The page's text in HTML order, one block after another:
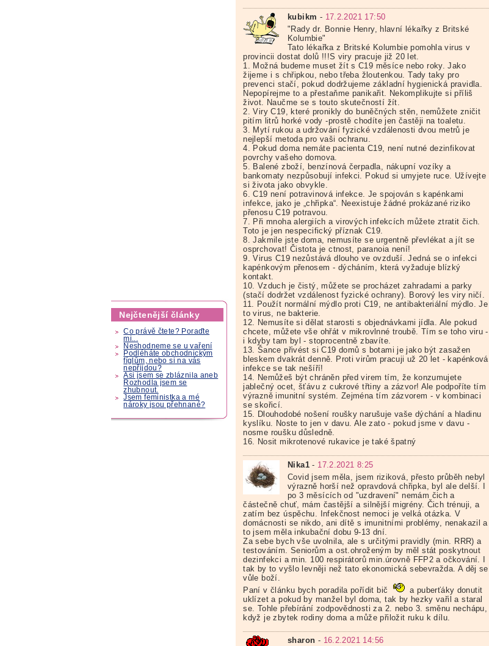
Nejčtenější články
Co právě čtete? Poraďte
mi...
Neshodneme se u vaření
Podléháte obchodnickým
fíglům, nebo si na vás
nepřijdou?
Asi jsem se zbláznila aneb
Rozhodla jsem se
zhubnout.
Jsem feministka a mé
nároky jsou přehnané?
kubikm - 17.2.2021 17:50
"Rady dr. Bonnie Henry, hlavní lékařky z Britské
Kolumbie"
Tato lékařka z Britské Kolumbie pomohla virus v
provincii dostat dolů !!!S viry pracuje již 20 let.
1. Možná budeme muset žít s C19 měsíce nebo roky. Jako
žijeme i s chřipkou, nebo třeba žloutenkou. Tady taky pro
prevenci stačí, pokud dodržujeme základní hygienická pravidla.
Nepopírejme to a přestaňme panikařit. Nekomplikujte si příliš
život. Naučme se s touto skutečností žít.
2. Viry C19, které pronikly do buněčných stěn, nemůžete zničit
pitím litrů horké vody -prostě chodíte jen častěji na toaletu.
3. Mytí rukou a udržování fyzické vzdálenosti dvou metrů je
nejlepší metoda pro vaši ochranu.
4. Pokud doma nemáte pacienta C19, není nutné dezinfikovat
povrchy vašeho domova.
5. Balené zboží, benzínová čerpadla, nákupní vozíky a
bankomaty nezpůsobují infekci. Pokud si umyjete ruce. Užívejte
si života jako obvykle.
6. C19 není potravinová infekce. Je spojován s kapénkami
infekce, jako je „chřipka“. Neexistuje žádné prokázané riziko
přenosu C19 potravou.
7. Při mnoha alergiích a virových infekcích můžete ztratit čich.
Toto je jen nespecifický příznak C19.
8. Jakmile jste doma, nemusíte se urgentně převlékat a jít se
osprchovat! Čistota je ctnost, paranoia není!
9. Virus C19 nezůstává dlouho ve ovzduší. Jedná se o infekci
kapénkovým přenosem - dýcháním, která vyžaduje blízký
kontakt.
10. Vzduch je čistý, můžete se procházet zahradami a parky
(stačí dodržet vzdálenost fyzické ochrany). Borový les viry ničí.
11. Použít normální mýdlo proti C19, ne antibakteriální mýdlo. Je
to virus, ne bakterie.
12. Nemusíte si dělat starosti s objednávkami jídla. Ale pokud
chcete, můžete vše ohřát v mikrovlnné troubě. Tím se toho viru -
i kdyby tam byl - stoprocentně zbavíte.
13. Šance přivést si C19 domů s botami je jako být zasažen
bleskem dvakrát denně. Proti virům pracuji už 20 let - kapénková
infekce se tak nešíří!
14. Nemůžeš být chráněn před virem tím, že konzumujete
jablečný ocet, šťávu z cukrové třtiny a zázvor! Ale podpoříte tím
výrazně imunitní systém. Zejména tím zázvorem - v kombinaci
se skořicí.
15. Dlouhodobé nošení roušky narušuje vaše dýchání a hladinu
kyslíku. Noste to jen v davu. Ale zato - pokud jsme v davu -
nosme roušku důsledně.
16. Nosit mikrotenové rukavice je také špatný
Nika1 - 17.2.2021 8:25
Covid jsem měla, jsem riziková, přesto průběh nebyl
výrazně horší než opravdová chřipka, byl ale delší. I
po 3 měsících od "uzdravení" nemám čich a
částečně chuť, mám častější a silnější migrény. Čich trénuji, a
zatím bez úspěchu. Infekčnost nemoci je velká otázka. V
domácnosti se nikdo, ani dítě s imunitními problémy, nenakazil a
to jsem měla inkubační dobu 9-13 dní.
Za sebe bych vše uvolnila, ale s určitými pravidly (min. RRR) a
testováním. Seniorům a ost.ohroženým by měl stát poskytnout
dezinfekci a min. 100 respirátorů min.úrovně FFP2 a očkování. I
tak by to vyšlo levněji než tato ekonomická sebevražda. A děj se
vůle boží.
Paní v článku bych poradila pořídit bič
a puberťáky donutit
uklízet a pokud by manžel byl doma, tak by hezky vařil a staral
se. Tohle přebírání zodpovědnosti za 2. nebo 3. směnu nechápu,
když je zbytek rodiny doma a může přiložit ruku k dílu.
sharon - 16.2.2021 14:56